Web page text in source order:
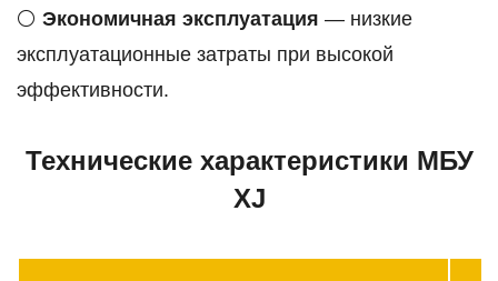
⚪ Экономичная эксплуатация — низкие
эксплуатационные затраты при высокой
эффективности.
Технические характеристики МБУ
XJ